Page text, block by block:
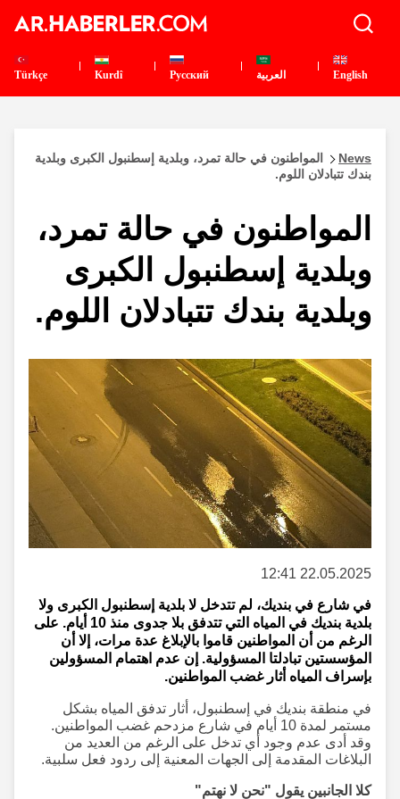
English العربية Pусский
Kurdî
Türkçe
News
المواطنون في حالة تمرد، وبلدية إسطنبول الكبرى وبلدية
بندك تتبادلان اللوم.
المواطنون في حالة تمرد،
وبلدية إسطنبول الكبرى
وبلدية بندك تتبادلان اللوم.
22.05.2025 12:41
في شارع في بنديك، لم تتدخل لا بلدية إسطنبول الكبرى ولا
بلدية بنديك في المياه التي تتدفق بلا جدوى منذ 10 أيام. على
الرغم من أن المواطنين قاموا بالإبلاغ عدة مرات، إلا أن
المؤسستين تبادلتا المسؤولية. إن عدم اهتمام المسؤولين
بإسراف المياه أثار غضب المواطنين.
في منطقة بنديك في إسطنبول، أثار تدفق المياه بشكل
مستمر لمدة 10 أيام في شارع مزدحم غضب المواطنين.
وقد أدى عدم وجود أي تدخل على الرغم من العديد من
البلاغات المقدمة إلى الجهات المعنية إلى ردود فعل سلبية.
كلا الجانبين يقول "نحن لا نهتم"